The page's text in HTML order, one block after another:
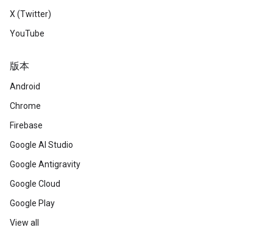
X (Twitter)
YouTube
版本
Android
Chrome
Firebase
Google AI Studio
Google Antigravity
Google Cloud
Google Play
View all